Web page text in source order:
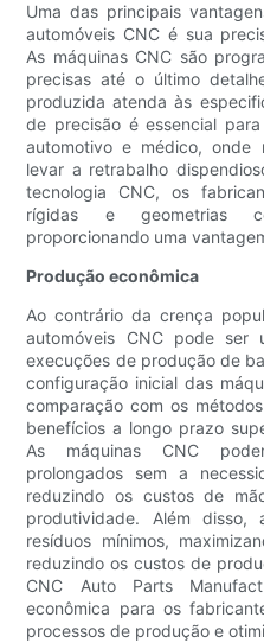
Uma das principais
automóveis CNC é sua
As máquinas CNC são
precisas até o último
produzida atenda às
de precisão é essencial
automotivo e médico, onde
levar a retrabalho
tecnologia CNC, os
rígidas e geometrias
proporcionando uma
Produção econômica
Ao contrário da crença
automóveis CNC pode ser
execuções de produção de
configuração inicial das
comparação com os
benefícios a longo prazo
As máquinas CNC
prolongados sem a
reduzindo os custos de
produtividade. Além disso,
resíduos mínimos,
reduzindo os custos de
CNC Auto Parts
econômica para os
processos de produção e